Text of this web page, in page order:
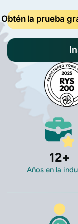
Obtén la prueba
12+
Años en la